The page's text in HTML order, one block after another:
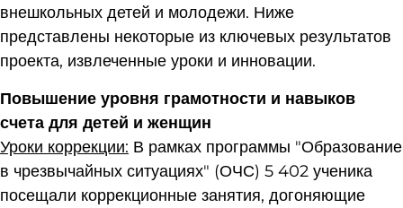
внешкольных детей и молодежи. Ниже
представлены некоторые из ключевых результатов
проекта, извлеченные уроки и инновации.
Повышение уровня грамотности и навыков
счета для детей и женщин
Уроки коррекции: В рамках программы "Образование
в чрезвычайных ситуациях" (ОЧС) 5 402 ученика
посещали коррекционные занятия, догоняющие